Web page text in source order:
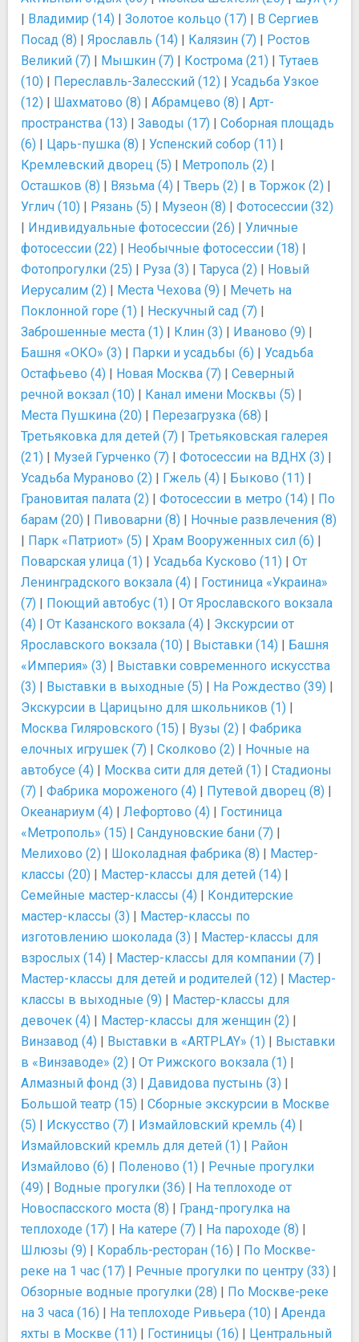
| Владимир (14) | Золотое кольцо (17) | В Сергиев
Посад (8) | Ярославль (14) | Калязин (7) | Ростов
Великий (7) | Мышкин (7) | Кострома (21) | Тутаев
(10) | Переславль-Залесский (12) | Усадьба Узкое
(12) | Шахматово (8) | Абрамцево (8) | Арт-
пространства (13) | Заводы (17) | Соборная площадь
(6) | Царь-пушка (8) | Успенский собор (11) |
Кремлевский дворец (5) | Метрополь (2) |
Осташков (8) | Вязьма (4) | Тверь (2) | в Торжок (2) |
Углич (10) | Рязань (5) | Музеон (8) | Фотосессии (32)
| Индивидуальные фотосессии (26) | Уличные
фотосессии (22) | Необычные фотосессии (18) |
Фотопрогулки (25) | Руза (3) | Таруса (2) | Новый
Иерусалим (2) | Места Чехова (9) | Мечеть на
Поклонной горе (1) | Нескучный сад (7) |
Заброшенные места (1) | Клин (3) | Иваново (9) |
Башня «ОКО» (3) | Парки и усадьбы (6) | Усадьба
Остафьево (4) | Новая Москва (7) | Северный
речной вокзал (10) | Канал имени Москвы (5) |
Места Пушкина (20) | Перезагрузка (68) |
Третьяковка для детей (7) | Третьяковская галерея
(21) | Музей Гурченко (7) | Фотосессии на ВДНХ (3) |
Усадьба Мураново (2) | Гжель (4) | Быково (11) |
Грановитая палата (2) | Фотосессии в метро (14) | По
барам (20) | Пивоварни (8) | Ночные развлечения (8)
| Парк «Патриот» (5) | Храм Вооруженных сил (6) |
Поварская улица (1) | Усадьба Кусково (11) | От
Ленинградского вокзала (4) | Гостиница «Украина»
(7) | Поющий автобус (1) | От Ярославского вокзала
(4) | От Казанского вокзала (4) | Экскурсии от
Ярославского вокзала (10) | Выставки (14) | Башня
«Империя» (3) | Выставки современного искусства
(3) | Выставки в выходные (5) | На Рождество (39) |
Экскурсии в Царицыно для школьников (1) |
Москва Гиляровского (15) | Вузы (2) | Фабрика
елочных игрушек (7) | Сколково (2) | Ночные на
автобусе (4) | Москва сити для детей (1) | Стадионы
(7) | Фабрика мороженого (4) | Путевой дворец (8) |
Океанариум (4) | Лефортово (4) | Гостиница
«Метрополь» (15) | Сандуновские бани (7) |
Мелихово (2) | Шоколадная фабрика (8) | Мастер-
классы (20) | Мастер-классы для детей (14) |
Семейные мастер-классы (4) | Кондитерские
мастер-классы (3) | Мастер-классы по
изготовлению шоколада (3) | Мастер-классы для
взрослых (14) | Мастер-классы для компании (7) |
Мастер-классы для детей и родителей (12) | Мастер-
классы в выходные (9) | Мастер-классы для
девочек (4) | Мастер-классы для женщин (2) |
Винзавод (4) | Выставки в «ARTPLAY» (1) | Выставки
в «Винзаводе» (2) | От Рижского вокзала (1) |
Алмазный фонд (3) | Давидова пустынь (3) |
Большой театр (15) | Сборные экскурсии в Москве
(5) | Искусство (7) | Измайловский кремль (4) |
Измайловский кремль для детей (1) | Район
Измайлово (6) | Поленово (1) | Речные прогулки
(49) | Водные прогулки (36) | На теплоходе от
Новоспасского моста (8) | Гранд-прогулка на
теплоходе (17) | На катере (7) | На пароходе (8) |
Шлюзы (9) | Корабль-ресторан (16) | По Москве-
реке на 1 час (17) | Речные прогулки по центру (33) |
Обзорные водные прогулки (28) | По Москве-реке
на 3 часа (16) | На теплоходе Ривьера (10) | Аренда
яхты в Москве (11) | Гостиницы (16) | Центральный